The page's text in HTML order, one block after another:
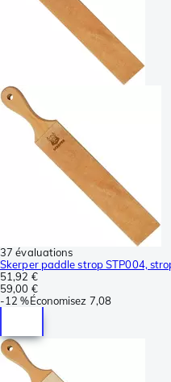
37 évaluations
Skerper paddle strop STP004,
51,92 €
59,00 €
-12 %Économisez 7,08